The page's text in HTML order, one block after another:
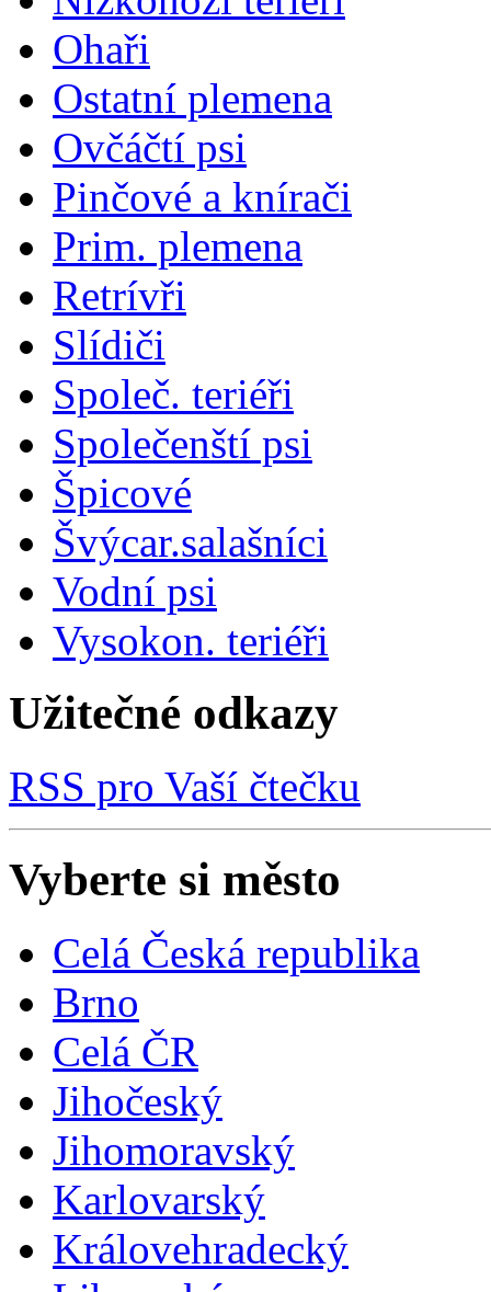
Ohaři
Ostatní plemena
Ovčáčtí psi
Pinčové a knírači
Prim. plemena
Retrívři
Slídiči
Společ. teriéři
Společenští psi
Špicové
Švýcar.salašníci
Vodní psi
Vysokon. teriéři
Užitečné odkazy
RSS pro Vaší čtečku
Vyberte si město
Celá Česká republika
Brno
Celá ČR
Jihočeský
Jihomoravský
Karlovarský
Královehradecký